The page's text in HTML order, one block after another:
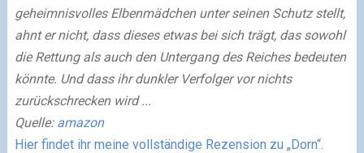
geheimnisvolles Elbenmädchen unter seinen Schutz stellt,
ahnt er nicht, dass dieses etwas bei sich trägt, das sowohl
die Rettung als auch den Untergang des Reiches bedeuten
könnte. Und dass ihr dunkler Verfolger vor nichts
zurückschrecken wird ...
Quelle: amazon
Hier findet ihr meine vollständige Rezension zu „Dorn“.